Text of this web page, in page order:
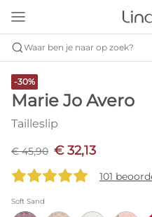
Waar ben je naar op zoek?
-30%
Marie Jo Avero
Tailleslip
€ 45,90 € 32,13
101
Soft Sand